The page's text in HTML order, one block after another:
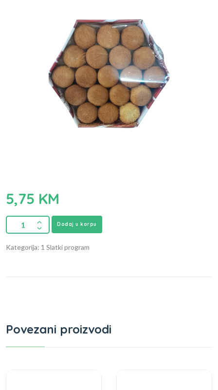
5,75 KM
Dodaj u korpu
Kategorija: 1 Slatki program
Povezani proizvodi